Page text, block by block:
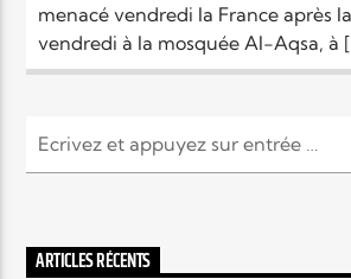
Elyon Rhema
Elyon Hits
Elyon Live
menacé vendredi la France après
vendredi à la mosquée Al-Aqsa, à
ARTICLES RÉCENTS